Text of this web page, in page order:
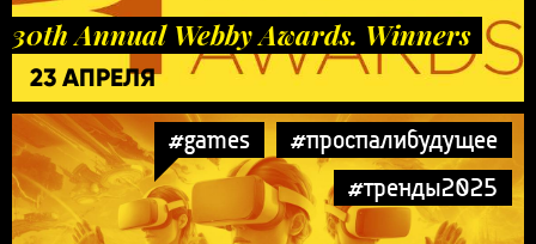
30th Annual Webby Awards. Winners
23 АПРЕЛЯ
#games
#проспалибудущее
#тренды2025